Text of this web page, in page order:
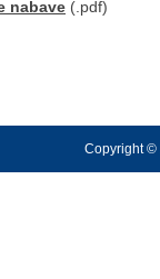
nabave (.pdf)
Copyright ©